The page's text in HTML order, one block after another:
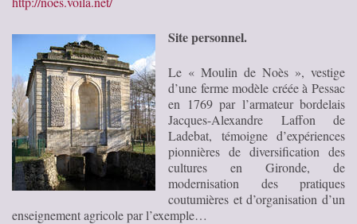
Site personnel.
Le « Moulin de Noès », vestige
d’une ferme modèle créée à Pessac
en 1769 par l’armateur bordelais
Jacques-Alexandre Laffon de
Ladebat, témoigne d’expériences
pionnières de diversification des
cultures en Gironde, de
modernisation des pratiques
coutumières et d’organisation d’un
enseignement agricole par l’exemple…